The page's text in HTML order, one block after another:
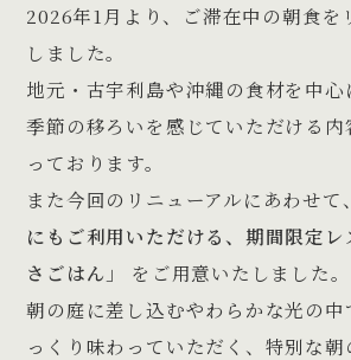
2026年1月より、ご滞在中の朝食を
しました。
地元・古宇利島や沖縄の食材を中心
季節の移ろいを感じていただける内
っております。
また今回のリニューアルにあわせて、
にもご利用いただける、期間限定
さごはん」
をご用意いたしました。
朝の庭に差し込むやわらかな光の中
っくり味わっていただく、特別な